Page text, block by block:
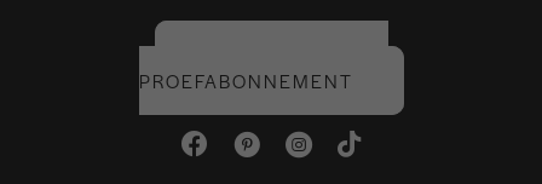
PROEFABONNEMENT